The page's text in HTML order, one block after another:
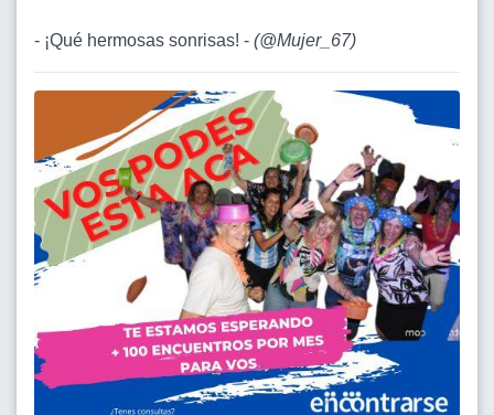
- ¡Qué hermosas sonrisas! - (@Mujer_67)